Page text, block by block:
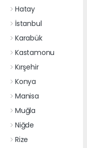
Hatay
İstanbul
Karabük
Kastamonu
Kırşehir
Konya
Manisa
Muğla
Niğde
Rize